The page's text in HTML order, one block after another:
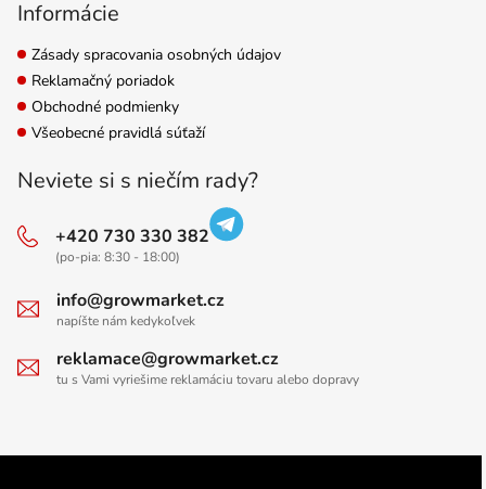
Informácie
Zásady spracovania osobných údajov
Reklamačný poriadok
Obchodné podmienky
Všeobecné pravidlá súťaží
Neviete si s niečím rady?
+420 730 330 382
(po-pia: 8:30 - 18:00)
info@growmarket.cz
napíšte nám kedykoľvek
reklamace@growmarket.cz
tu s Vami vyriešime reklamáciu tovaru alebo dopravy